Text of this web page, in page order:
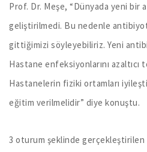
Prof. Dr. Meşe, “Dünyada yeni bir
geliştirilmedi. Bu nedenle
gittiğimizi söyleyebiliriz. Yeni
Hastane enfeksiyonlarını
Hastanelerin fiziki ortamları
eğitim verilmelidir” diye konuştu.
3 oturum şeklinde